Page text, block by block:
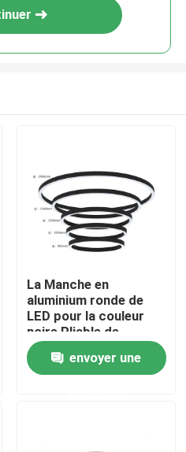
La Manche en
aluminium ronde de
LED pour la couleur
noire Pliable de
lumières de bande de
LED
envoyer une